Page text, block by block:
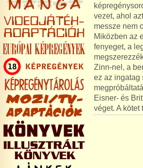
vezet, ahol
messze nem
Miközben az
fenyeget, a
Zinn-nel, a
ez az ingatag
Eisner- és
véget. A kötet